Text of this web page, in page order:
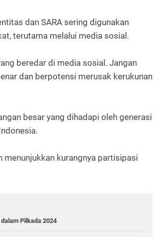
dan SARA sering digunakan
terutama melalui media sosial.
beredar di media sosial. Jangan
dan berpotensi merusak kerukunan
besar yang dihadapi oleh generasi
menunjukkan kurangnya partisipasi
Pilkada 2024